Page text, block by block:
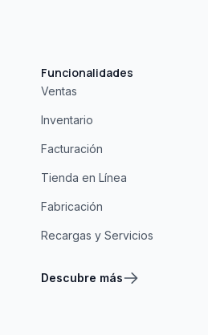
Funcionalidades
Ventas
Inventario
Facturación
Tienda en Línea
Fabricación
Recargas y Servicios
Descubre más